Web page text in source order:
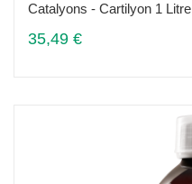
Catalyons - Cartilyon 1 Litre
35,49 €